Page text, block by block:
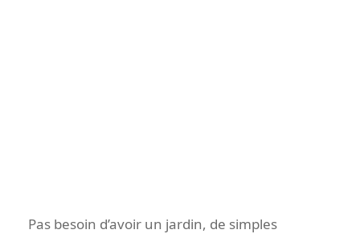
Pas besoin d’avoir un jardin, de simples